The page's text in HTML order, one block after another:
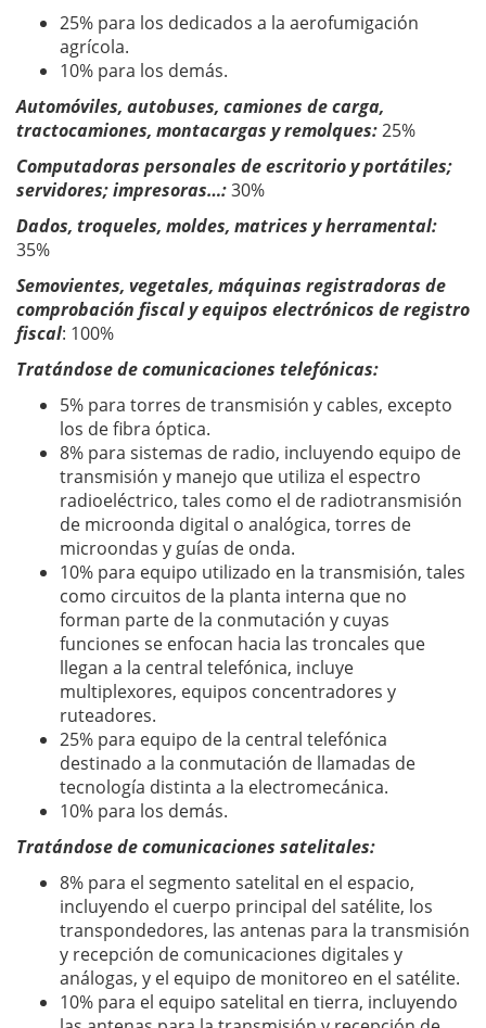
25% para los dedicados a la aerofumigación
agrícola.
10% para los demás.
Automóviles, autobuses, camiones de carga,
tractocamiones, montacargas y remolques:25%
Computadoras personales de escritorio y portátiles;
servidores; impresoras…:30%
Dados, troqueles, moldes, matrices y herramental:
35%
Semovientes, vegetales, máquinas registradoras de
comprobación fiscal y equipos electrónicos de registro
fiscal: 100%
Tratándose de comunicaciones telefónicas:
5% para torres de transmisión y cables, excepto
los de fibra óptica.
8% para sistemas de radio, incluyendo equipo de
transmisión y manejo que utiliza el espectro
radioeléctrico, tales como el de radiotransmisión
de microonda digital o analógica, torres de
microondas y guías de onda.
10% para equipo utilizado en la transmisión, tales
como circuitos de la planta interna que no
forman parte de la conmutación y cuyas
funciones se enfocan hacia las troncales que
llegan a la central telefónica, incluye
multiplexores, equipos concentradores y
ruteadores.
25% para equipo de la central telefónica
destinado a la conmutación de llamadas de
tecnología distinta a la electromecánica.
10% para los demás.
Tratándose de comunicaciones satelitales:
8% para el segmento satelital en el espacio,
incluyendo el cuerpo principal del satélite, los
transpondedores, las antenas para la transmisión
y recepción de comunicaciones digitales y
análogas, y el equipo de monitoreo en el satélite.
10% para el equipo satelital en tierra, incluyendo